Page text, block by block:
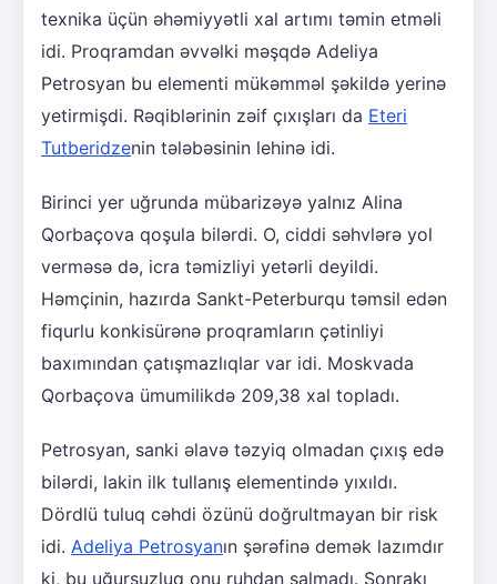
texnika üçün əhəmiyyətli xal artımı təmin etməli
idi. Proqramdan əvvəlki məşqdə Adeliya
Petrosyan bu elementi mükəmməl şəkildə yerinə
yetirmişdi. Rəqiblərinin zəif çıxışları da Eteri
Tutberidzenin tələbəsinin lehinə idi.
Birinci yer uğrunda mübarizəyə yalnız Alina
Qorbaçova qoşula bilərdi. O, ciddi səhvlərə yol
verməsə də, icra təmizliyi yetərli deyildi.
Həmçinin, hazırda Sankt-Peterburqu təmsil edən
fiqurlu konkisürənə proqramların çətinliyi
baxımından çatışmazlıqlar var idi. Moskvada
Qorbaçova ümumilikdə 209,38 xal topladı.
Petrosyan, sanki əlavə təzyiq olmadan çıxış edə
bilərdi, lakin ilk tullanış elementində yıxıldı.
Dördlü tuluq cəhdi özünü doğrultmayan bir risk
idi. Adeliya Petrosyanın şərəfinə demək lazımdır
ki, bu uğursuzluq onu ruhdan salmadı. Sonrakı